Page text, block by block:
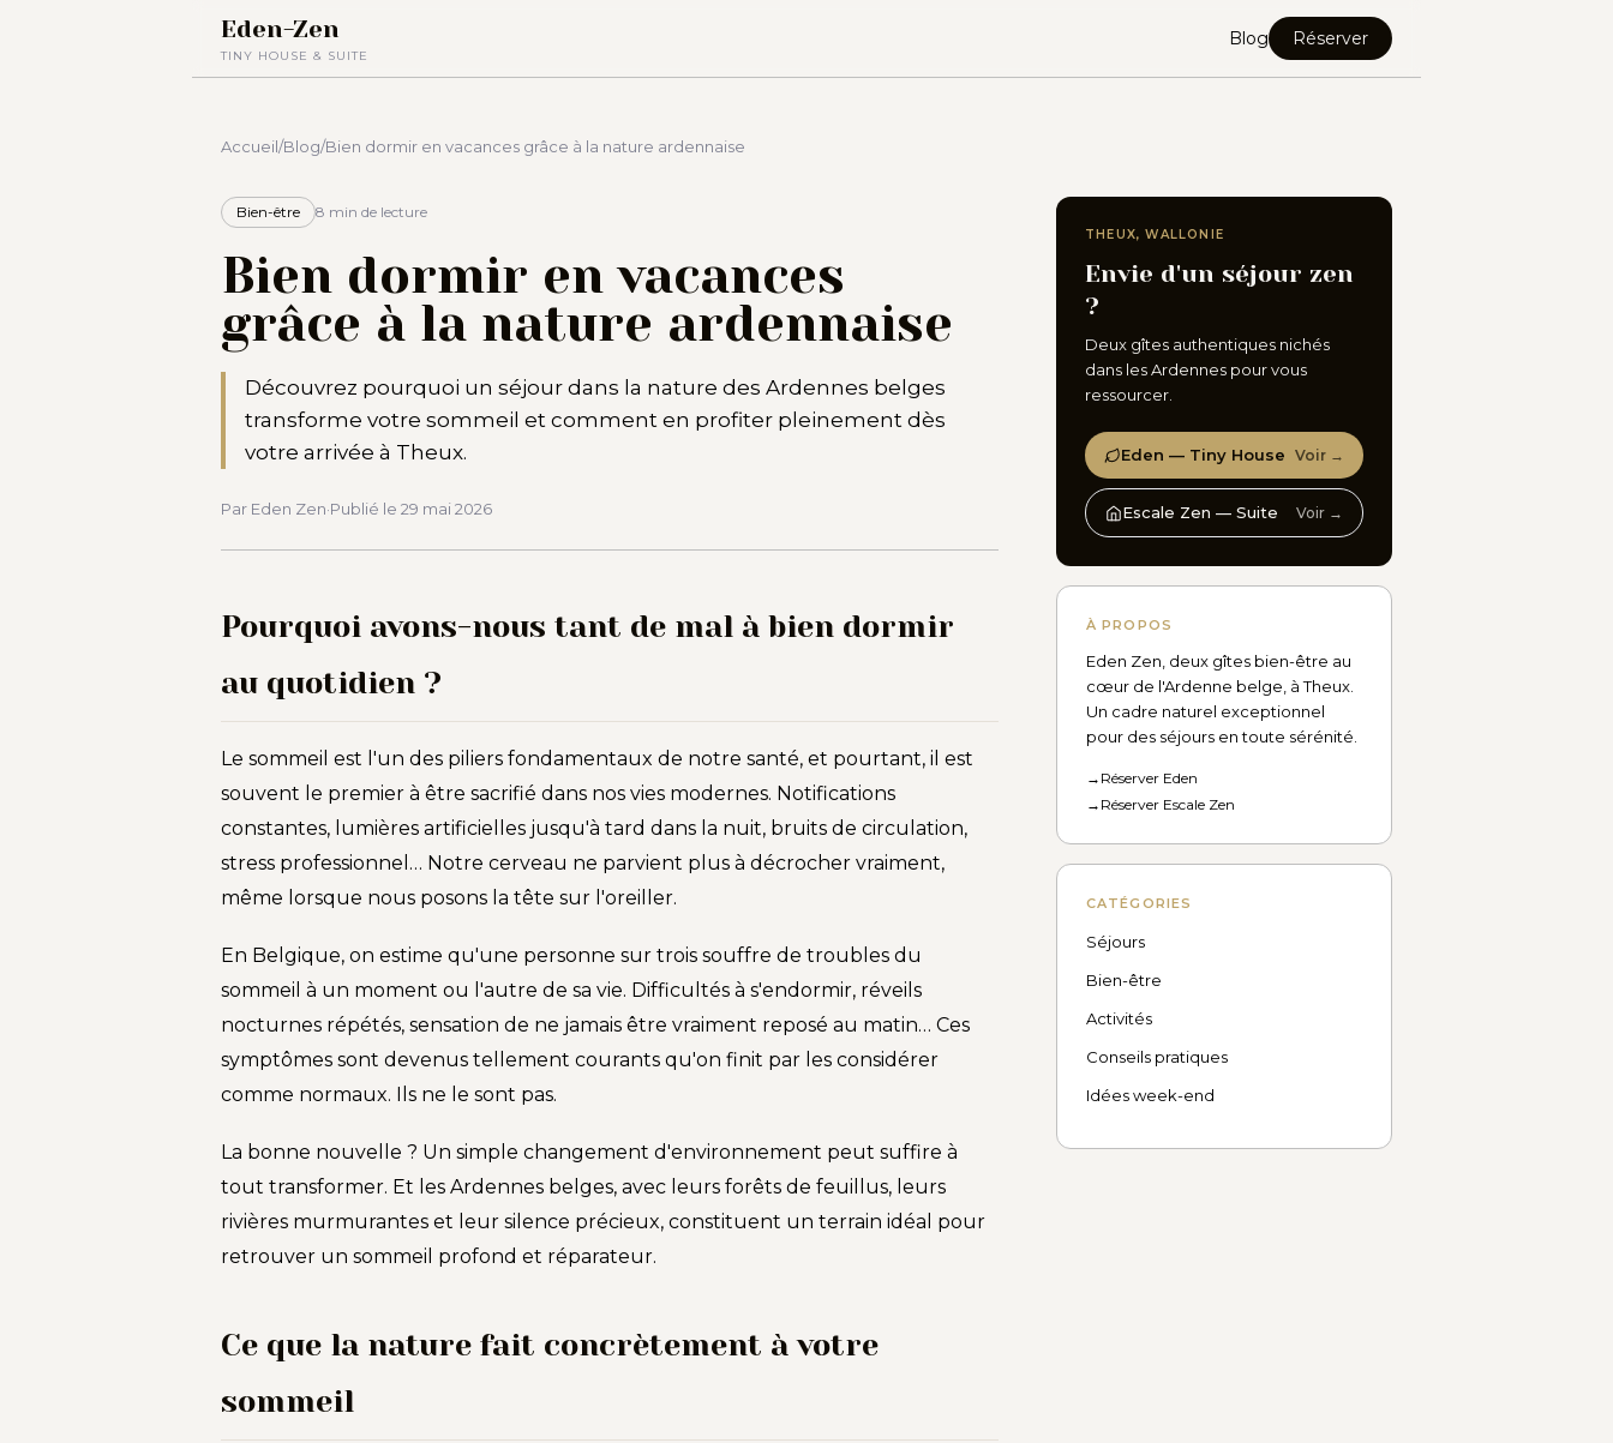
Eden-Zen
TINY HOUSE & SUITE
Blog Réserver
Accueil/Blog/Bien dormir en vacances grâce à la nature ardennaise
Bien-être 8 min de lecture
Bien dormir en vacances
grâce à la nature ardennaise
Découvrez pourquoi un séjour dans la nature des Ardennes belges
transforme votre sommeil et comment en profiter pleinement dès
votre arrivée à Theux.
Par Eden Zen·Publié le 29 mai 2026
Pourquoi avons-nous tant de mal à bien dormir
au quotidien ?
Le sommeil est l'un des piliers fondamentaux de notre santé, et pourtant, il est
souvent le premier à être sacrifié dans nos vies modernes. Notifications
constantes, lumières artificielles jusqu'à tard dans la nuit, bruits de circulation,
stress professionnel… Notre cerveau ne parvient plus à décrocher vraiment,
même lorsque nous posons la tête sur l'oreiller.
En Belgique, on estime qu'une personne sur trois souffre de troubles du
sommeil à un moment ou l'autre de sa vie. Difficultés à s'endormir, réveils
nocturnes répétés, sensation de ne jamais être vraiment reposé au matin… Ces
symptômes sont devenus tellement courants qu'on finit par les considérer
comme normaux. Ils ne le sont pas.
La bonne nouvelle ? Un simple changement d'environnement peut suffire à
tout transformer. Et les Ardennes belges, avec leurs forêts de feuillus, leurs
rivières murmurantes et leur silence précieux, constituent un terrain idéal pour
retrouver un sommeil profond et réparateur.
Ce que la nature fait concrètement à votre
sommeil
THEUX, WALLONIE
Envie d'un séjour zen
?
Deux gîtes authentiques nichés
dans les Ardennes pour vous
ressourcer.
Eden — Tiny House Voir →
Escale Zen — Suite Voir →
À PROPOS
Eden Zen, deux gîtes bien-être au
cœur de l'Ardenne belge, à Theux.
Un cadre naturel exceptionnel
pour des séjours en toute sérénité.
→ Réserver Eden
→ Réserver Escale Zen
CATÉGORIES
Séjours
Bien-être
Activités
Conseils pratiques
Idées week-end